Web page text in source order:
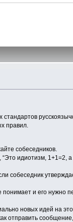
правил.
собеседников.
идиотизм, 1+1=2, а
собеседник
понимает и его нужно
новых идей на
отправить